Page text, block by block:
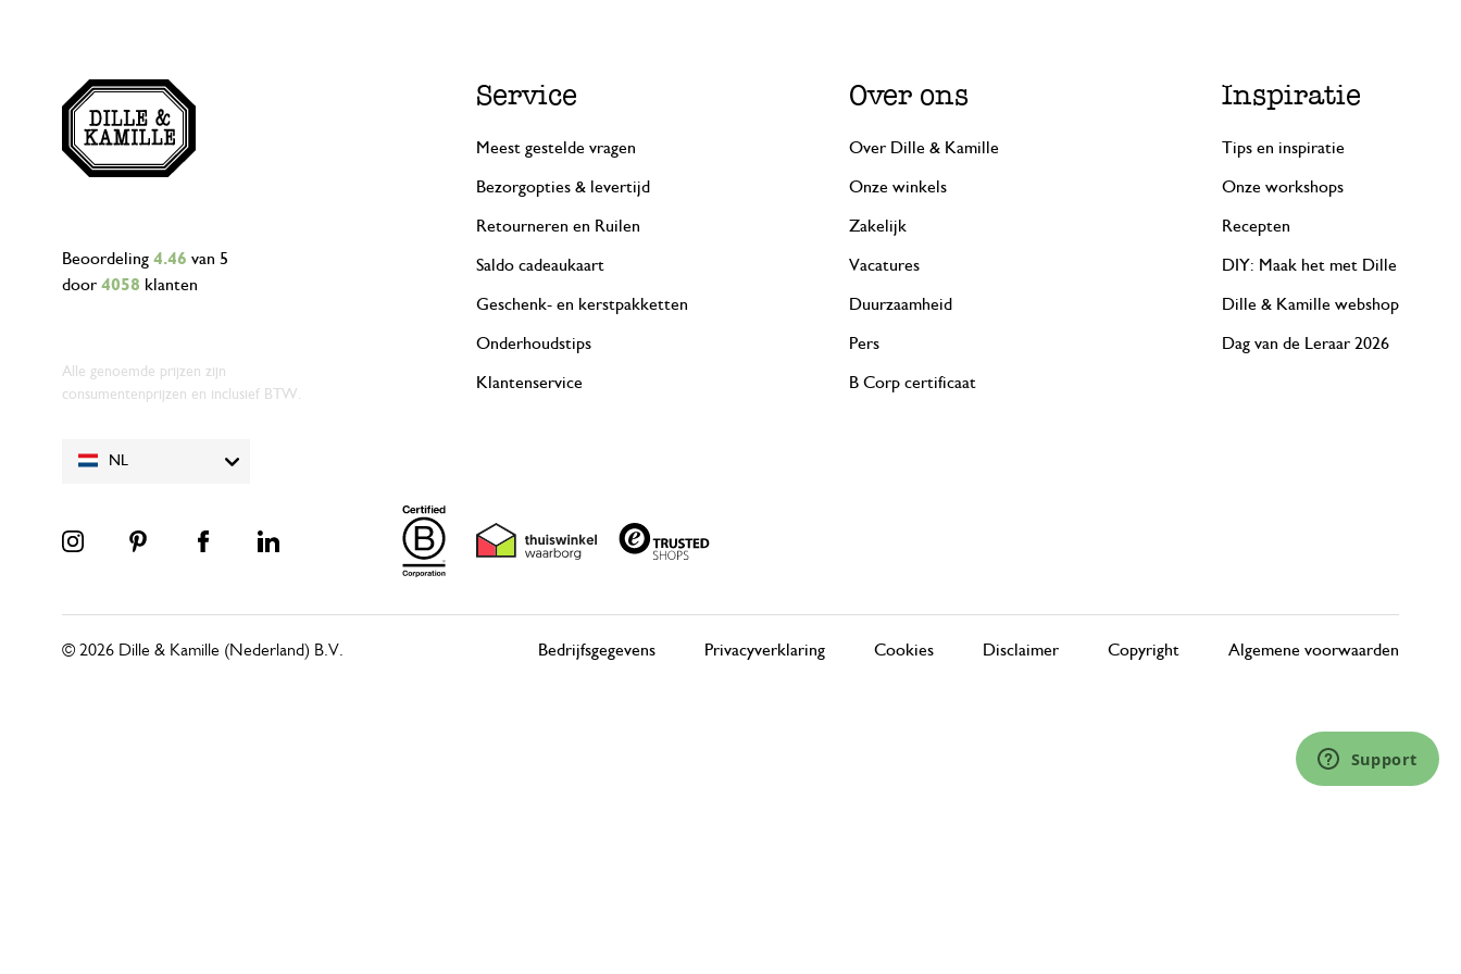
NL
Beoordeling 4.46 van 5
door 4058 klanten
Alle genoemde prijzen zijn
consumentenprijzen en inclusief BTW.
Service
Meest gestelde vragen
Bezorgopties & levertijd
Retourneren en Ruilen
Saldo cadeaukaart
Geschenk- en kerstpakketten
Onderhoudstips
Klantenservice
Over ons
Over Dille & Kamille
Onze winkels
Zakelijk
Vacatures
Duurzaamheid
Pers
B Corp certificaat
Inspiratie
Tips en inspiratie
Onze workshops
Recepten
DIY: Maak het met Dille
Dille & Kamille webshop
Dag van de Leraar 2026
Bedrijfsgegevens Privacyverklaring Cookies Disclaimer Copyright Algemene voorwaarden
© 2026 Dille & Kamille (Nederland) B.V.
Support